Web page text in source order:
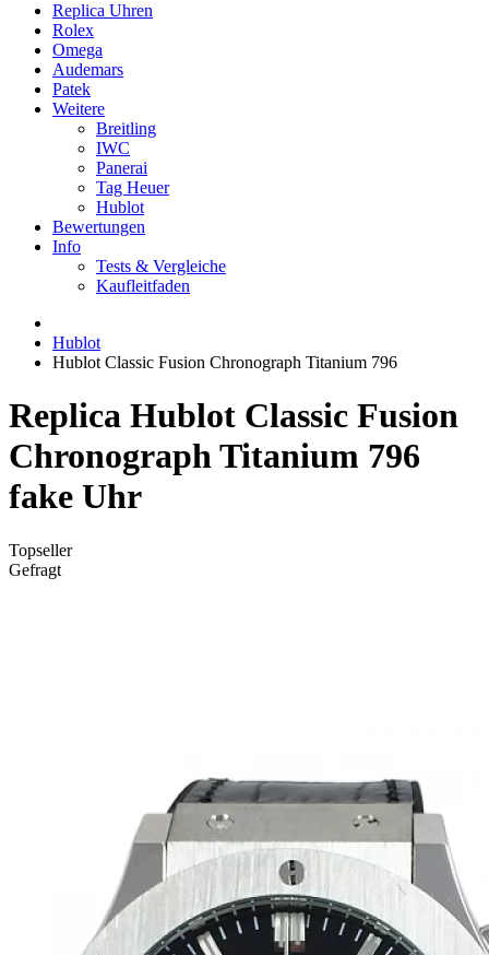
Replica Uhren
Rolex
Omega
Audemars
Patek
Weitere
Breitling
IWC
Panerai
Tag Heuer
Hublot
Bewertungen
Info
Tests & Vergleiche
Kaufleitfaden
Hublot
Hublot Classic Fusion Chronograph Titanium 796
Replica Hublot Classic Fusion
Chronograph Titanium 796
fake Uhr
Topseller
Gefragt